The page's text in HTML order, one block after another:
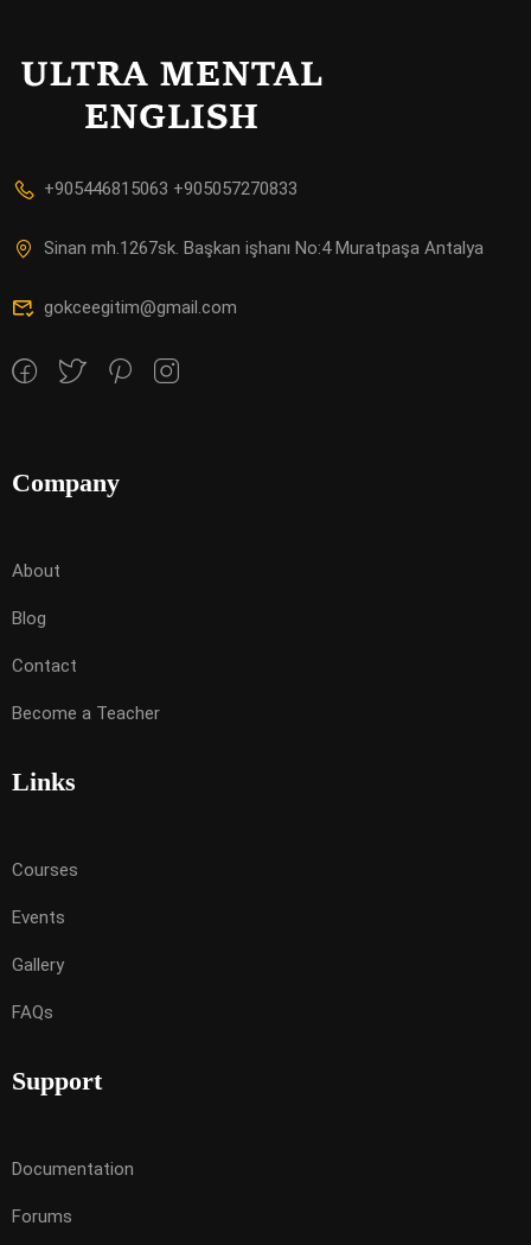
+905446815063 +905057270833
Sinan mh.1267sk. Başkan işhanı No:4 Muratpaşa Antalya
gokceegitim@gmail.com
Company
About
Blog
Contact
Become a Teacher
Links
Courses
Events
Gallery
FAQs
Support
Documentation
Forums